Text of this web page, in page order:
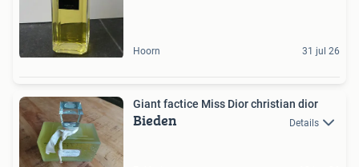
Hoorn 31 jul 26
Giant factice Miss Dior christian dior
Bieden Details